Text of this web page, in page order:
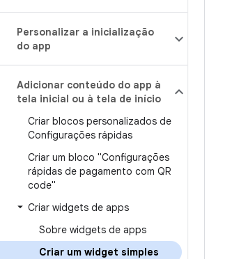
Personalizar a inicialização
do app
Adicionar conteúdo do app à
tela inicial ou à tela de início
Criar blocos personalizados de
Configurações rápidas
Criar um bloco "Configurações
rápidas de pagamento com QR
code"
Criar widgets de apps
Sobre widgets de apps
Criar um widget simples